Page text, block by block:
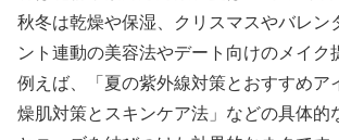
秋冬は乾燥や保湿、クリスマスやバレン
ント連動の美容法やデート向けのメイク
例えば、「夏の紫外線対策とおすすめア
燥肌対策とスキンケア法」などの具体的